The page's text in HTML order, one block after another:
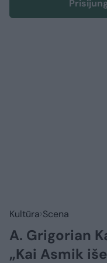
Kultūra Scena
A. Grigorian
„Kai Asmik